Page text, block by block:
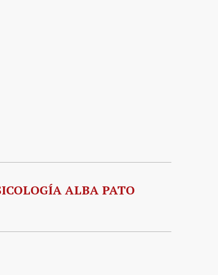
ALBA PATO